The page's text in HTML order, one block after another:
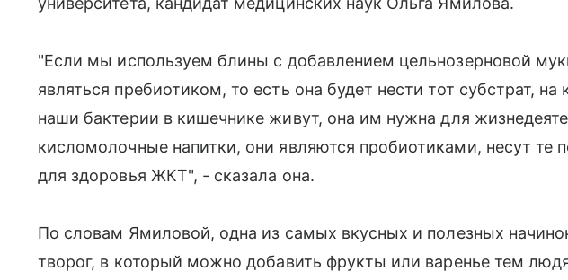
"Если мы используем блины с добавлением цельнозерновой
являться пребиотиком, то есть она будет нести тот субстрат,
наши бактерии в кишечнике живут, она им нужна для
кисломолочные напитки, они являются пробиотиками, несут те
для здоровья ЖКТ", - сказала она.
По словам Ямиловой, одна из самых вкусных и полезных
творог, в который можно добавить фрукты или варенье тем